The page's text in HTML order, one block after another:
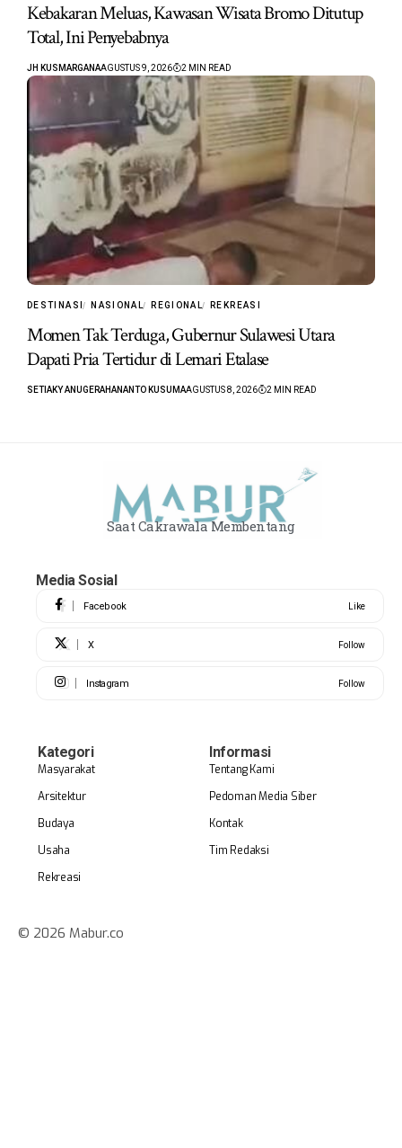
Kebakaran Meluas, Kawasan Wisata Bromo Ditutup
Total, Ini Penyebabnya
JH KUSMARGANAAGUSTUS 9, 2026 2 MIN READ
DESTINASI NASIONAL REGIONAL REKREASI
Momen Tak Terduga, Gubernur Sulawesi Utara
Dapati Pria Tertidur di Lemari Etalase
SETIAKY ANUGERAHANANTO KUSUMAAGUSTUS 8, 2026 2 MIN READ
Saat Cakrawala Membentang
Media Sosial
Facebook Like
X Follow
Instagram Follow
Kategori
Masyarakat
Arsitektur
Budaya
Usaha
Rekreasi
Informasi
Tentang Kami
Pedoman Media Siber
Kontak
Tim Redaksi
© 2026 Mabur.co